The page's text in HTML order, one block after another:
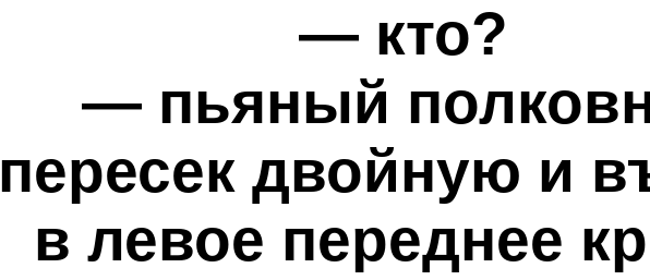
— кто?
— пьяный
пересек двойную и
в левое переднеe